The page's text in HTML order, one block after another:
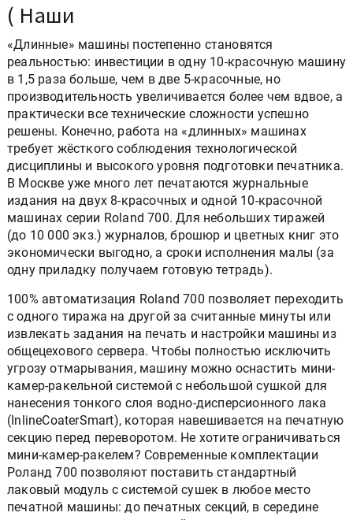
( Наши
«Длинные» машины постепенно становятся
реальностью: инвестиции в одну 10-красочную машину
в 1,5 раза больше, чем в две 5-красочные, но
производительность увеличивается более чем вдвое, а
практически все технические сложности успешно
решены. Конечно, работа на «длинных» машинах
требует жёсткого соблюдения технологической
дисциплины и высокого уровня подготовки печатника.
В Москве уже много лет печатаются журнальные
издания на двух 8-красочных и одной 10-красочной
машинах серии Roland 700. Для небольших тиражей
(до 10 000 экз.) журналов, брошюр и цветных книг это
экономически выгодно, а сроки исполнения малы (за
одну приладку получаем готовую тетрадь).
100% автоматизация Roland 700 позволяет переходить
с одного тиража на другой за считанные минуты или
извлекать задания на печать и настройки машины из
общецехового сервера. Чтобы полностью исключить
угрозу отмарывания, машину можно оснастить мини-
камер-ракельной системой с небольшой сушкой для
нанесения тонкого слоя водно-дисперсионного лака
(InlineCoaterSmart), которая навешивается на печатную
секцию перед переворотом. Не хотите ограничиваться
мини-камер-ракелем? Современные комплектации
Роланд 700 позволяют поставить стандартный
лаковый модуль с системой сушек в любое место
печатной машины: до печатных секций, в середине